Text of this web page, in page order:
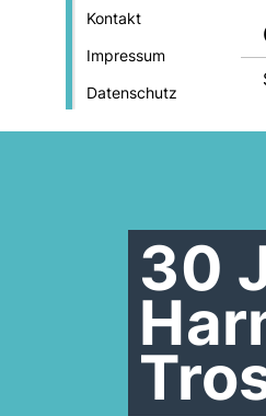
Kontakt
Impressum
Datenschutz
30